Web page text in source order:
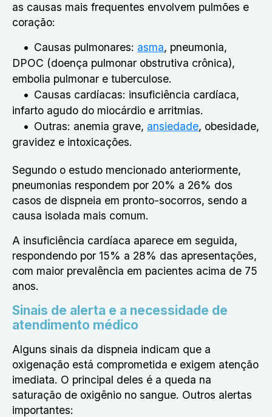
as causas mais frequentes envolvem pulmões e
coração:
Causas pulmonares: asma, pneumonia,
DPOC (doença pulmonar obstrutiva crônica),
embolia pulmonar e tuberculose.
Causas cardíacas: insuficiência cardíaca,
infarto agudo do miocárdio e arritmias.
Outras: anemia grave, ansiedade, obesidade,
gravidez e intoxicações.
Segundo o estudo mencionado anteriormente,
pneumonias respondem por 20% a 26% dos
casos de dispneia em pronto-socorros, sendo a
causa isolada mais comum.
A insuficiência cardíaca aparece em seguida,
respondendo por 15% a 28% das apresentações,
com maior prevalência em pacientes acima de 75
anos.
Sinais de alerta e a necessidade de
atendimento médico
Alguns sinais da dispneia indicam que a
oxigenação está comprometida e exigem atenção
imediata. O principal deles é a queda na
saturação de oxigênio no sangue. Outros alertas
importantes: